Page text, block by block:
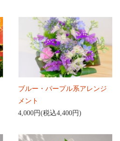
ブルー・パープル系アレンジ
メント
4,000円(税込4,400円)